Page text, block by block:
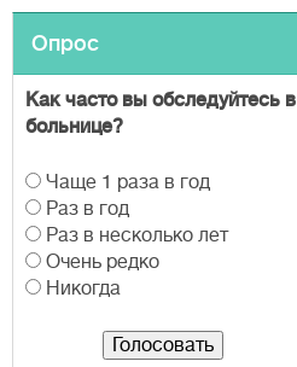
Опрос
Как часто вы обследуйтесь в
больнице?
В
а
р
и
а
Чаще 1 раза в год
Раз в год
Раз в несколько лет
Очень редко
Никогда